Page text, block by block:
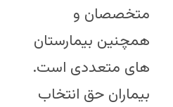
متخصصان و
همچنین بیمارستان
های متعددی است.
بیماران حق انتخاب